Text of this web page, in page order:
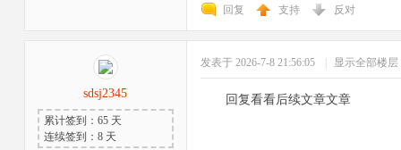
回复 支持 反对
sdsj2345
累计签到：65 天
连续签到：8 天
发表于 2026-7-8 21:56:05 显示全部楼层
回复看看后续文章文章